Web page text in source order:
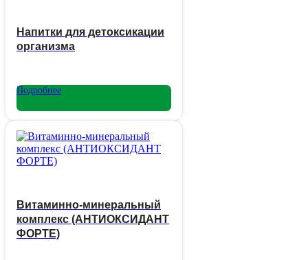
Напитки для детоксикации
организма
Подробнее
Витаминно-минеральный
комплекс (АНТИОКСИДАНТ
ФОРТЕ)